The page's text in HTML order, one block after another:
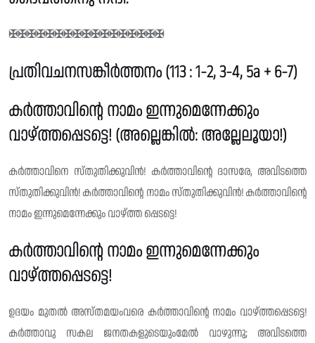
✠✠✠✠✠✠✠✠✠✠✠✠✠✠✠✠✠
പ്രതിവചനസങ്കീർത്തനം (113 : 1-2, 3-4, 5a + 6-7)
കർത്താവിന്റെ നാമം ഇന്നുമെന്നേക്കും
വാഴ്ത്തപ്പെടട്ടെ! (അല്ലെങ്കിൽ: അല്ലേലൂയാ!)
കർത്താവിനെ സ്‌തുതിക്കുവിൻ! കർത്താവിന്റെ ദാസരേ, അവിടത്തെ
സ്തു‌തിക്കുവിൻ! കർത്താവിൻ്റെ നാമം സ്തുതിക്കുവിൻ! കർത്താവിന്റെ
നാമം ഇന്നുമെന്നേക്കും വാഴ്ത്ത പ്പെടട്ടെ!
കർത്താവിന്റെ നാമം ഇന്നുമെന്നേക്കും
വാഴ്ത്തപ്പെടട്ടെ!
ഉദയം മുതൽ അസ്‌തമയംവരെ കർത്താവിൻ്റെ നാമം വാഴ്ത്തപ്പെടട്ടെ!
കർത്താവു സകല ജനതകളുടെയുംമേൽ വാഴുന്നു; അവിടത്തെ